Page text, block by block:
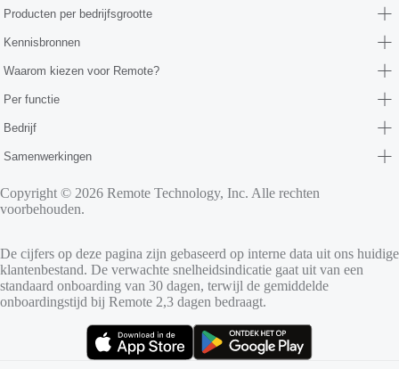
Producten per bedrijfsgrootte
Kennisbronnen
Waarom kiezen voor Remote?
Per functie
Bedrijf
Samenwerkingen
Copyright © 2026 Remote Technology, Inc. Alle rechten
voorbehouden.
De cijfers op deze pagina zijn gebaseerd op interne data uit ons huidige
klantenbestand. De verwachte snelheidsindicatie gaat uit van een
standaard onboarding van 30 dagen, terwijl de gemiddelde
onboardingstijd bij Remote 2,3 dagen bedraagt.